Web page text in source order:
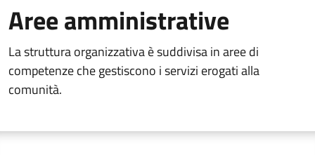
Aree amministrative
La struttura organizzativa è suddivisa in aree di
competenze che gestiscono i servizi erogati alla
comunità.